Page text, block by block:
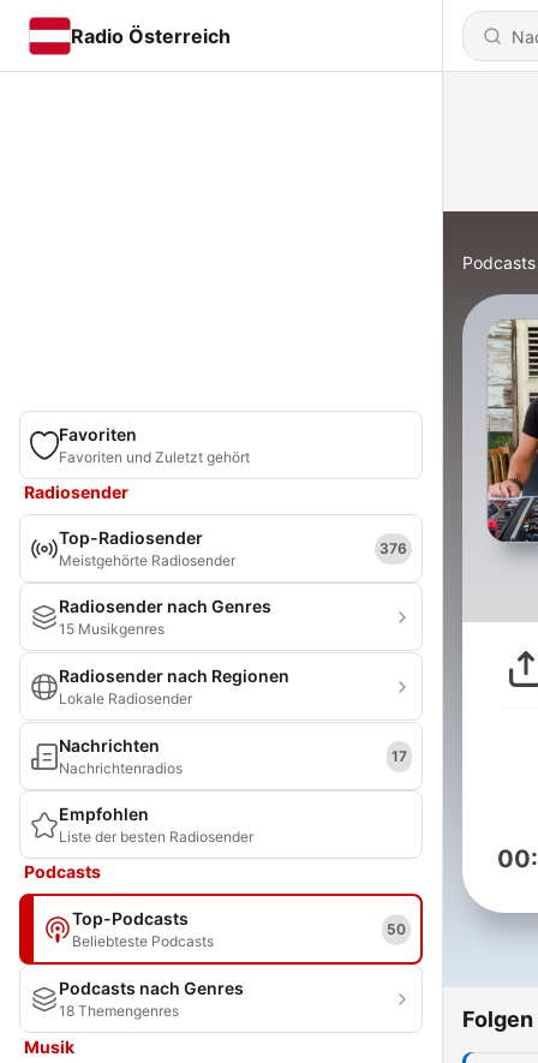
Radio Österreich
Favoriten
Favoriten und Zuletzt gehört
Radiosender
Top-Radiosender
Meistgehörte Radiosender
376
Radiosender nach Genres
15 Musikgenres
Radiosender nach Regionen
Lokale Radiosender
Nachrichten
Nachrichtenradios
17
Empfohlen
Liste der besten Radiosender
Podcasts
Top-Podcasts
Beliebteste Podcasts
50
Podcasts nach Genres
18 Themengenres
Musik
Podcasts
Folgen